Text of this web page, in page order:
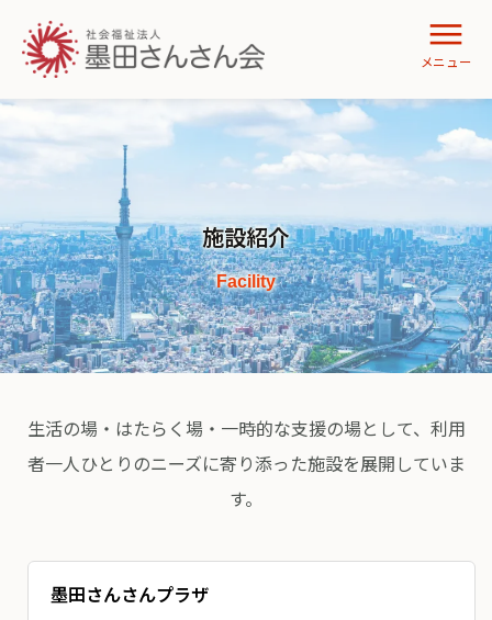
施設紹介
生活の場・はたらく場・一時的な支援の場として、利用
者一人ひとりのニーズに寄り添った施設を展開していま
す。
墨田さんさんプラザ